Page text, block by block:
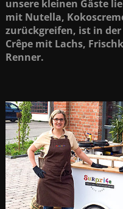
unsere kleinen Gäste
mit Nutella,
zurückgreifen, ist in
Crêpe mit Lachs,
Renner.